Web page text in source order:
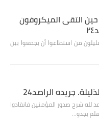
التقى الميكروفون
من استطاعوا أن يجمعوا بين
جريده الراصد24
لله شرح صدور المؤمنين فانقادوا
يجدو…